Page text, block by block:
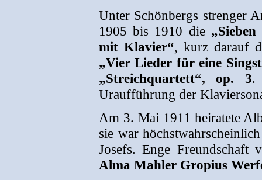
Unter Schönbergs strenger
1905 bis 1910 die
mit Klavier“, kurz darauf
„Vier Lieder für eine
„Streichquartett“, op. 3.
Uraufführung der
Am 3. Mai 1911 heiratete
sie war
Josefs. Enge Freundschaft
Alma Mahler Gropius